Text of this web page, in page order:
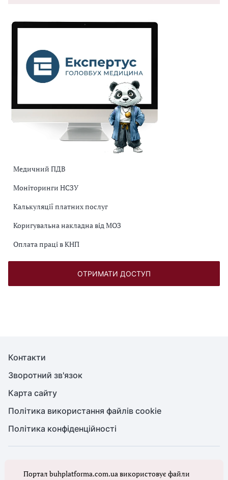
Медичний ПДВ
Моніторинги НСЗУ
Калькуляції платних послуг
Коригувальна накладна від МОЗ
Оплата праці в КНП
ОТРИМАТИ ДОСТУП
Контакти
Зворотний зв'язок
Карта сайту
Політика використання файлів cookie
Політика конфіденційності
Повне або часткове копіювання будь-яких матеріалів сайту,
Портал buhplatforma.com.ua використовує файли